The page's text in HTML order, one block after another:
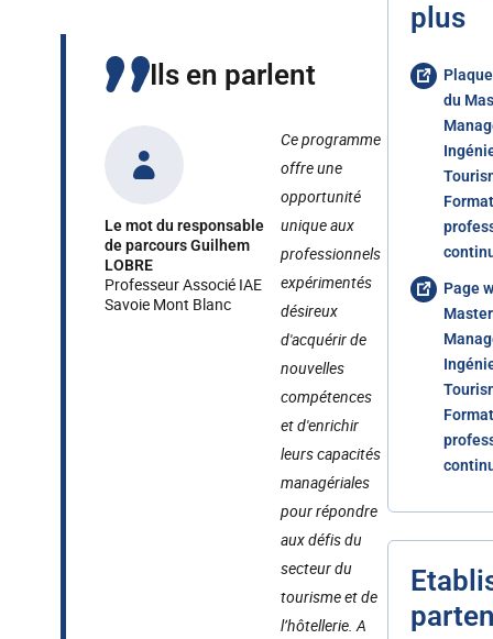
Ils en parlent
Le mot du responsable
de parcours Guilhem
LOBRE
Professeur Associé IAE
Savoie Mont Blanc
Ce programme
offre une
opportunité
unique aux
professionnels
expérimentés
désireux
d'acquérir de
nouvelles
compétences
et d'enrichir
leurs capacités
managériales
pour répondre
aux défis du
secteur du
tourisme et de
l’hôtellerie. A
plus
du
Page
Master